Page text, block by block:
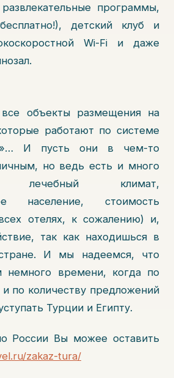
программы,
детский клуб и
Wi-Fi и даже
объекты размещения на
работают по системе
И пусть они в чем-то
но ведь есть и много
лечебный климат,
население, стоимость
отелях, к сожалению) и,
так как находишься в
И мы надеемся, что
немного времени, когда по
по количеству предложений
Турции и Египту.
России Вы можее оставить
zakaz-tura/